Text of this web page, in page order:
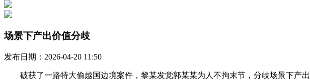
场景下产出价值分歧
发布日期：2026-04-20 11:50
破获了一路特大偷越国边境案件，黎某发觉郭某某为人不拘末节，分歧场景下产